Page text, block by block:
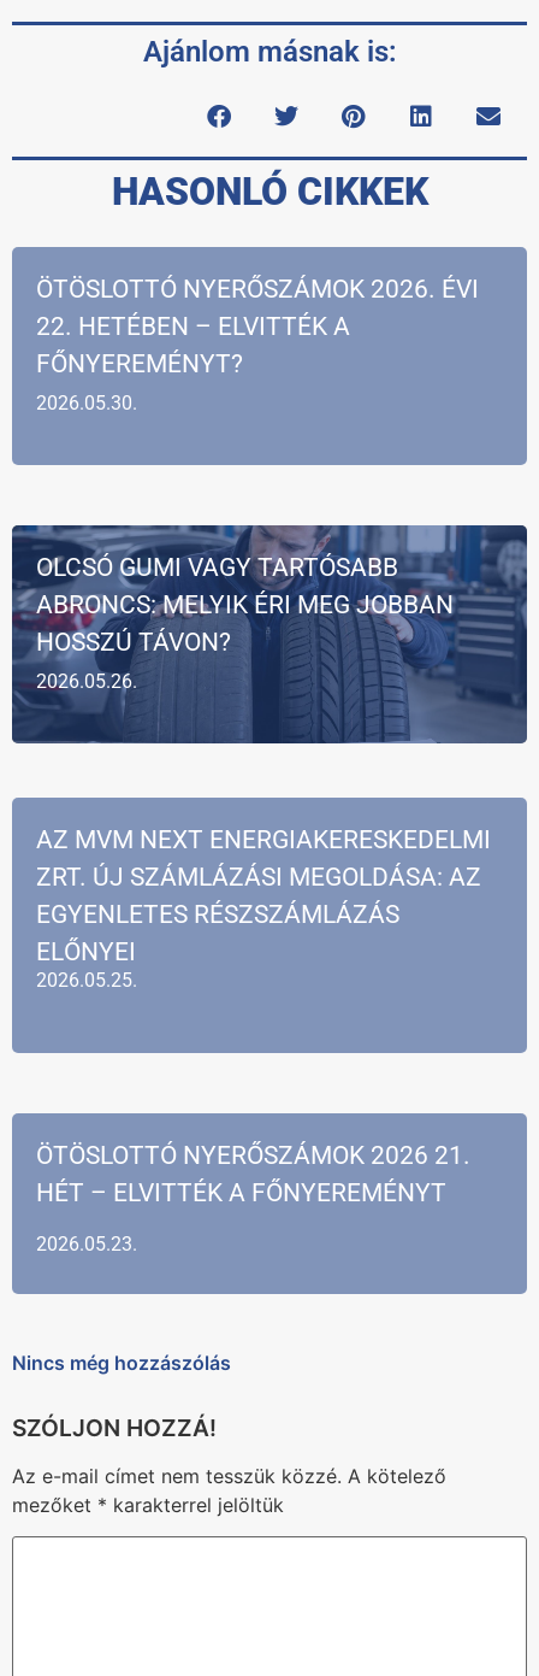
Ajánlom másnak is:
HASONLÓ CIKKEK
2026.05.30.
ÖTÖSLOTTÓ NYERŐSZÁMOK 2026. ÉVI
22. HETÉBEN – ELVITTÉK A
FŐNYEREMÉNYT?
2026.05.26.
OLCSÓ GUMI VAGY TARTÓSABB
ABRONCS: MELYIK ÉRI MEG JOBBAN
HOSSZÚ TÁVON?
2026.05.25.
AZ MVM NEXT ENERGIAKERESKEDELMI
ZRT. ÚJ SZÁMLÁZÁSI MEGOLDÁSA: AZ
EGYENLETES RÉSZSZÁMLÁZÁS
ELŐNYEI
2026.05.23.
ÖTÖSLOTTÓ NYERŐSZÁMOK 2026 21.
HÉT – ELVITTÉK A FŐNYEREMÉNYT
Nincs még hozzászólás
Az e-mail címet nem tesszük közzé. A kötelező
mezőket * karakterrel jelöltük